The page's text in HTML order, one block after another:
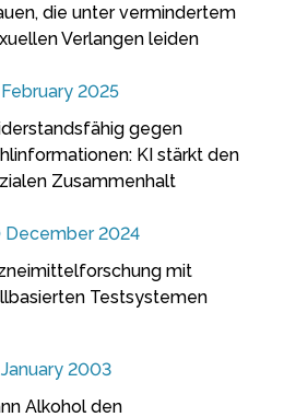
die unter vermindertem
Verlangen leiden
February 2025
gegen
KI stärkt den
Zusammenhalt
December 2024
mit
Testsystemen
January 2003
Alkohol den